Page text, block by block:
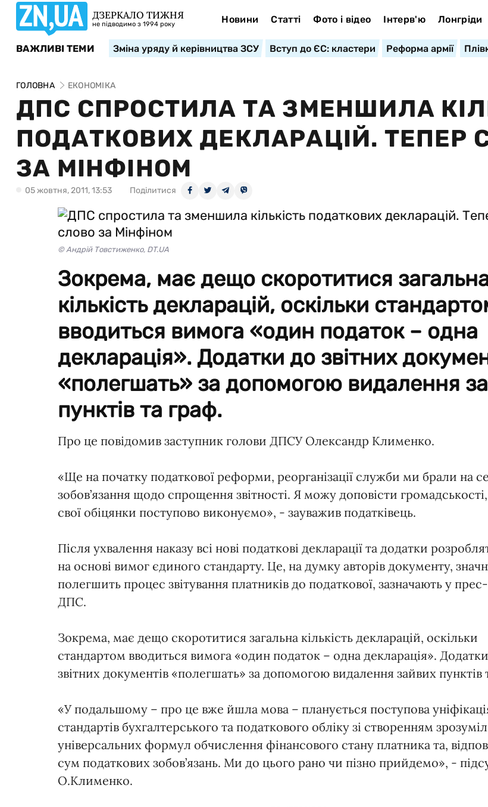
ДЗЕРКАЛО ТИЖНЯ
не підводимо з 1994 року Новини Статті Фото і відео Інтерв'ю Лонгріди
ВАЖЛИВІ ТЕМИ Зміна уряду й керівництва ЗСУ Вступ до ЄС: кластери Реформа армії
ГОЛОВНА ЕКОНОМІКА
ДПС СПРОСТИЛА ТА ЗМЕНШИЛА
ПОДАТКОВИХ ДЕКЛАРАЦІЙ. ТЕПЕР
ЗА МІНФІНОМ
05 жовтня, 2011, 13:53 Поділитися
© Андрій Товстиженко, DT.UA
Зокрема, має дещо скоротитися
кількість декларацій, оскільки
вводиться вимога «один податок – одна
декларація». Додатки до звітних
«полегшать» за допомогою видалення
пунктів та граф.
Про це повідомив заступник голови ДПСУ Олександр Клименко.
«Ще на початку податкової реформи, реорганізації служби ми брали на
зобов’язання щодо спрощення звітності. Я можу доповісти
свої обіцянки поступово виконуємо», - зауважив податківець.
Після ухвалення наказу всі нові податкові декларації та додатки
на основі вимог єдиного стандарту. Це, на думку авторів документу,
полегшить процес звітування платників до податкової, зазначають у
ДПС.
Зокрема, має дещо скоротитися загальна кількість декларацій, оскільки
стандартом вводиться вимога «один податок – одна декларація».
звітних документів «полегшать» за допомогою видалення зайвих пунктів
«У подальшому – про це вже йшла мова – планується поступова
стандартів бухгалтерського та податкового обліку зі створенням
універсальних формул обчислення фінансового стану платника та,
сум податкових зобов’язань. Ми до цього рано чи пізно прийдемо», -
О.Клименко.